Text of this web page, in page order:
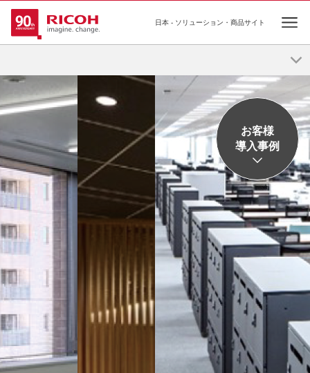
日本 - ソリューション・商品サイト
リコーのオフィス移転・
リニューアル
自分らしい「はたらき方」から、新しいオフィスを考え
る。
オフィス見学・お問い合わせはこちら
施工事例集ダウンロード
お客様
導入事例
オフィス移転・リニューアルを検討のご担当者様
こんな課題・お悩みはありません